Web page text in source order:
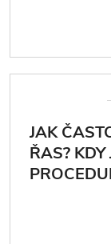
JAK
ŘAS?